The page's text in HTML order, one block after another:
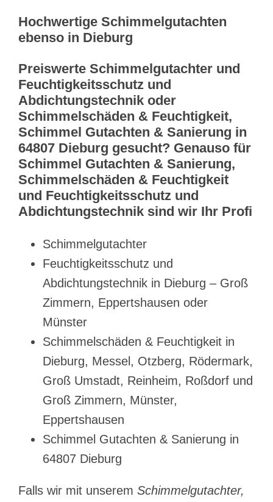
Hochwertige Schimmelgutachten
ebenso in Dieburg
Preiswerte Schimmelgutachter und
Feuchtigkeitsschutz und
Abdichtungstechnik oder
Schimmelschäden & Feuchtigkeit,
Schimmel Gutachten & Sanierung in
64807 Dieburg gesucht? Genauso für
Schimmel Gutachten & Sanierung,
Schimmelschäden & Feuchtigkeit
und Feuchtigkeitsschutz und
Abdichtungstechnik sind wir Ihr Profi
Schimmelgutachter
Feuchtigkeitsschutz und
Abdichtungstechnik in Dieburg – Groß
Zimmern, Eppertshausen oder
Münster
Schimmelschäden & Feuchtigkeit in
Dieburg, Messel, Otzberg, Rödermark,
Groß Umstadt, Reinheim, Roßdorf und
Groß Zimmern, Münster,
Eppertshausen
Schimmel Gutachten & Sanierung in
64807 Dieburg
Falls wir mit unserem Schimmelgutachter,